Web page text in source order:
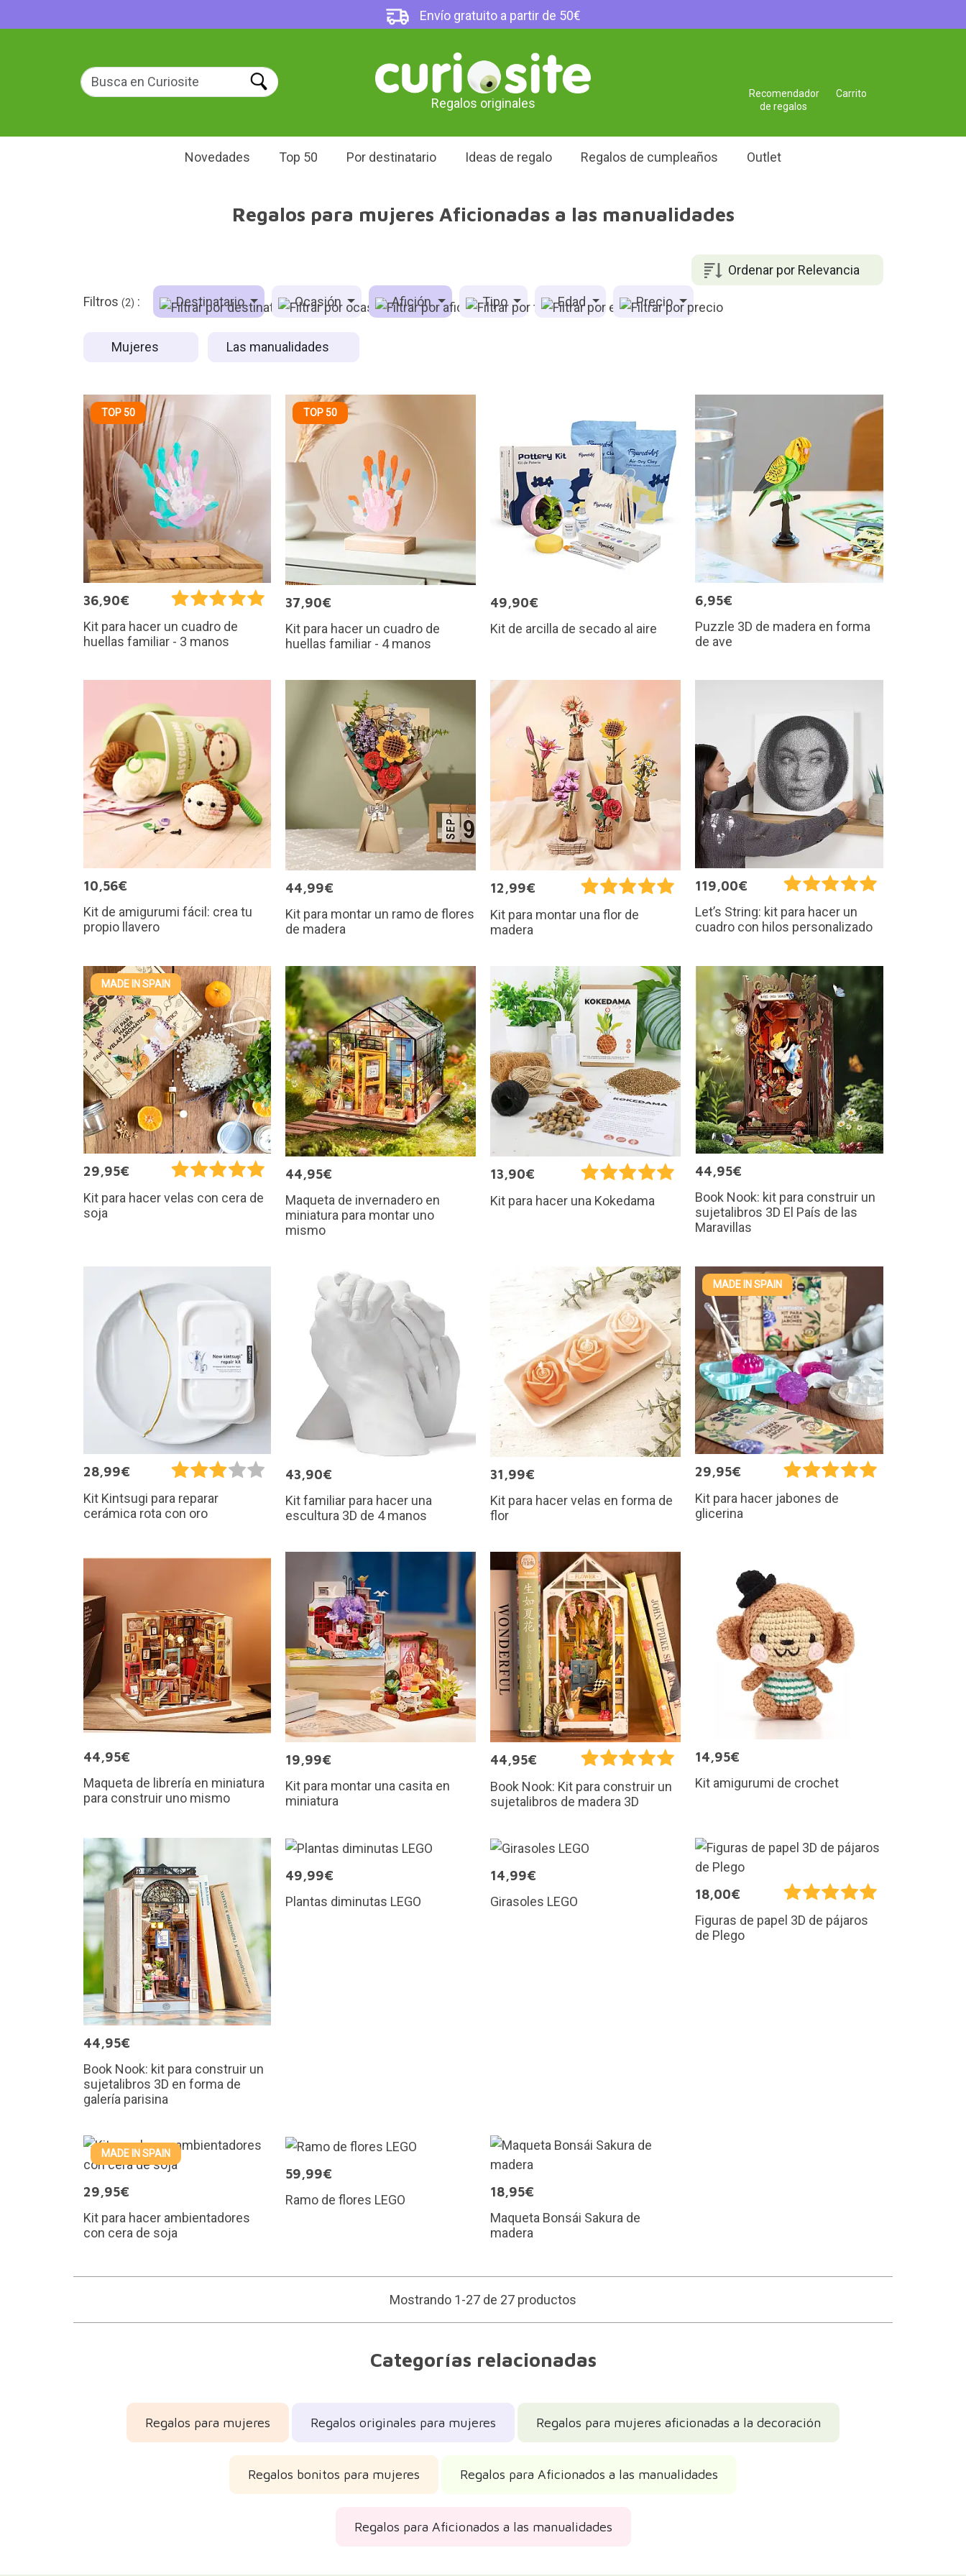
Envío gratuito a partir de 50€
Regalos originales
Carrito
Recomendador
de regalos
Novedades Top 50 Por destinatario Ideas de regalo Regalos de cumpleaños Outlet
Regalos para mujeres Aficionadas a las manualidades
Ordenar por Relevancia
Filtros (2) : Destinatario Ocasión Afición Tipo Edad Precio
Mujeres Las manualidades
TOP 50
36,90€
Kit para hacer un cuadro de
huellas familiar - 3 manos
TOP 50
37,90€
Kit para hacer un cuadro de
huellas familiar - 4 manos
49,90€
Kit de arcilla de secado al aire
6,95€
Puzzle 3D de madera en forma
de ave
10,56€
Kit de amigurumi fácil: crea tu
propio llavero
44,99€
Kit para montar un ramo de flores
de madera
12,99€
Kit para montar una flor de
madera
119,00€
Let’s String: kit para hacer un
cuadro con hilos personalizado
MADE IN SPAIN
29,95€
Kit para hacer velas con cera de
soja
44,95€
Maqueta de invernadero en
miniatura para montar uno
mismo
13,90€
Kit para hacer una Kokedama
44,95€
Book Nook: kit para construir un
sujetalibros 3D El País de las
Maravillas
28,99€
Kit Kintsugi para reparar
cerámica rota con oro
43,90€
Kit familiar para hacer una
escultura 3D de 4 manos
31,99€
Kit para hacer velas en forma de
flor
MADE IN SPAIN
29,95€
Kit para hacer jabones de
glicerina
44,95€
Maqueta de librería en miniatura
para construir uno mismo
19,99€
Kit para montar una casita en
miniatura
44,95€
Book Nook: Kit para construir un
sujetalibros de madera 3D
14,95€
Kit amigurumi de crochet
44,95€
Book Nook: kit para construir un
sujetalibros 3D en forma de
galería parisina
49,99€
Plantas diminutas LEGO
14,99€
Girasoles LEGO
18,00€
Figuras de papel 3D de pájaros
de Plego
MADE IN SPAIN
29,95€
Kit para hacer ambientadores
con cera de soja
59,99€
Ramo de flores LEGO
18,95€
Maqueta Bonsái Sakura de
madera
Mostrando 1-27 de 27 productos
Categorías relacionadas
Regalos para mujeres Regalos originales para mujeres Regalos para mujeres aficionadas a la decoración
Regalos bonitos para mujeres Regalos para Aficionados a las manualidades
Regalos para Aficionados a las manualidades